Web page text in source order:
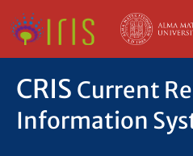
CRIS Current
Information